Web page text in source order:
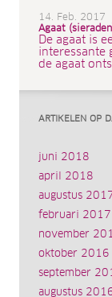
14. Feb. 2017
Agaat
De agaat is
interessante
de agaat
ARTIKELEN OP
juni 2018
april 2018
augustus 2017
februari 2017
november
oktober 2016
september
augustus